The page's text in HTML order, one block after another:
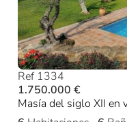
Ref 1334
1.750.000 €
Masía del siglo XII en